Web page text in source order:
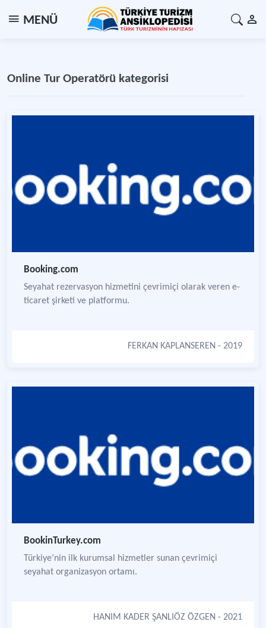
MENÜ
Online Tur Operatörü kategorisi
Booking.com
Seyahat rezervasyon hizmetini çevrimiçi olarak veren e-
ticaret şirketi ve platformu.
FERKAN KAPLANSEREN - 2019
BookinTurkey.com
Türkiye’nin ilk kurumsal hizmetler sunan çevrimiçi
seyahat organizasyon ortamı.
HANIM KADER ŞANLIÖZ ÖZGEN - 2021